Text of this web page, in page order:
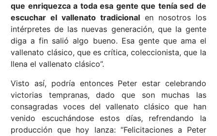
que enriquezca a toda esa gente que tenía sed de
escuchar el vallenato tradicional en nosotros los
intérpretes de las nuevas generación, que la gente
diga a fin salió algo bueno. Esa gente que ama el
vallenato clásico, que es crítica, coleccionista, que la
llena el vallenato clásico”.
Visto así, podría entonces Peter estar celebrando
victorias tempranas, dado que son muchas las
consagradas voces del vallenato clásico que han
venido escuchándose estos días, refrendando la
producción que hoy lanza: “Felicitaciones a Peter